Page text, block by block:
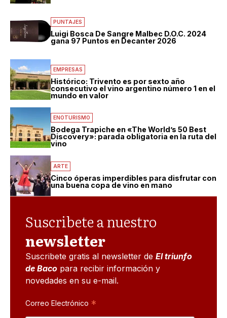
PUNTAJES
Luigi Bosca De Sangre Malbec D.O.C. 2024
gana 97 Puntos en Decanter 2026
EMPRESAS
Histórico: Trivento es por sexto año
consecutivo el vino argentino número 1 en el
mundo en valor
ENOTURISMO
Bodega Trapiche en «The World’s 50 Best
Discovery»: parada obligatoria en la ruta del
vino
ARTE
Cinco óperas imperdibles para disfrutar con
una buena copa de vino en mano
Suscribete a nuestro
newsletter
Suscribete gratis al newsletter de El triunfo
de Baco para recibir información y
novedades en su e-mail.
Correo Electrónico *